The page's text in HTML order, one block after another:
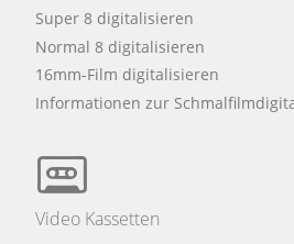
Super 8 digitalisieren
Normal 8 digitalisieren
16mm-Film digitalisieren
Informationen zur
Video Kassetten